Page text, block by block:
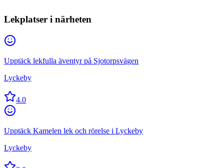
Lekplatser i närheten
Upptäck lekfulla äventyr på Sjotorpsvägen
Lyckeby
4.0
Upptäck Kamelen lek och rörelse i Lyckeby
Lyckeby